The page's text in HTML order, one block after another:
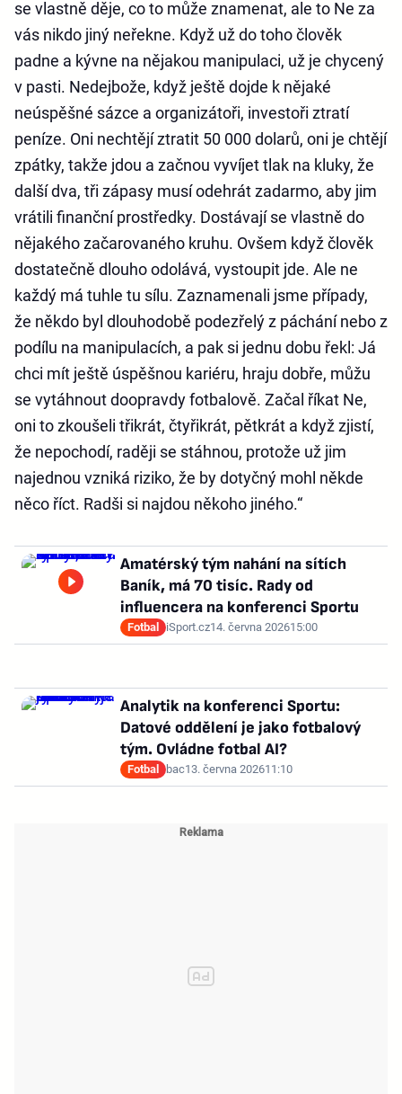
se vlastně děje, co to může znamenat, ale to Ne za
vás nikdo jiný neřekne. Když už do toho člověk
padne a kývne na nějakou manipulaci, už je chycený
v pasti. Nedejbože, když ještě dojde k nějaké
neúspěšné sázce a organizátoři, investoři ztratí
peníze. Oni nechtějí ztratit 50 000 dolarů, oni je chtějí
zpátky, takže jdou a začnou vyvíjet tlak na kluky, že
další dva, tři zápasy musí odehrát zadarmo, aby jim
vrátili finanční prostředky. Dostávají se vlastně do
nějakého začarovaného kruhu. Ovšem když člověk
dostatečně dlouho odolává, vystoupit jde. Ale ne
každý má tuhle tu sílu. Zaznamenali jsme případy,
že někdo byl dlouhodobě podezřelý z páchání nebo z
podílu na manipulacích, a pak si jednu dobu řekl: Já
chci mít ještě úspěšnou kariéru, hraju dobře, můžu
se vytáhnout doopravdy fotbalově. Začal říkat Ne,
oni to zkoušeli třikrát, čtyřikrát, pětkrát a když zjistí,
že nepochodí, raději se stáhnou, protože už jim
najednou vzniká riziko, že by dotyčný mohl někde
něco říct. Radši si najdou někoho jiného.“
Amatérský tým nahání na sítích
Baník, má 70 tisíc. Rady od
influencera na konferenci Sportu
Fotbal iSport.cz14. června 202615:00
Analytik na konferenci Sportu:
Datové oddělení je jako fotbalový
tým. Ovládne fotbal AI?
Fotbal bac13. června 202611:10